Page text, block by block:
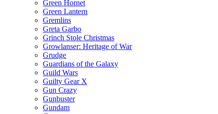
Green Hornet
Green Lantern
Gremlins
Greta Garbo
Grinch Stole Christmas
Growlanser: Heritage of War
Grudge
Guardians of the Galaxy
Guild Wars
Guilty Gear X
Gun Crazy
Gunbuster
Gundam